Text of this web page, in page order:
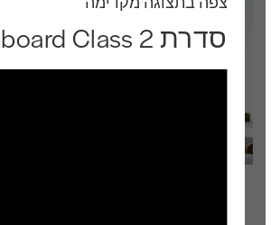
סגור את מודאל
סדרת Jumpboard Class 2